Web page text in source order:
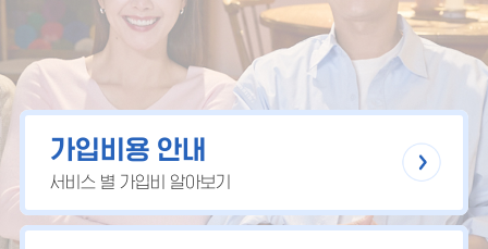
가입비용 안내
서비스 별 가입비 알아보기